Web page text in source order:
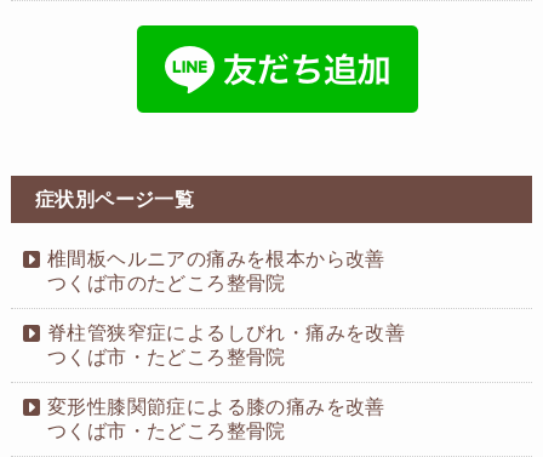
症状別ページ一覧
椎間板ヘルニアの痛みを根本から改善
つくば市のたどころ整骨院
脊柱管狭窄症によるしびれ・痛みを改善
つくば市・たどころ整骨院
変形性膝関節症による膝の痛みを改善
つくば市・たどころ整骨院